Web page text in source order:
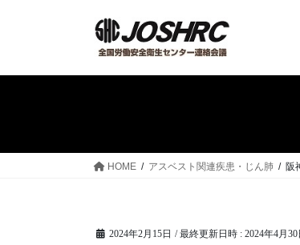
HOME アスベスト関連疾患・じん肺 阪
2024年2月15日 / 最終更新日時 : 2024年4月30